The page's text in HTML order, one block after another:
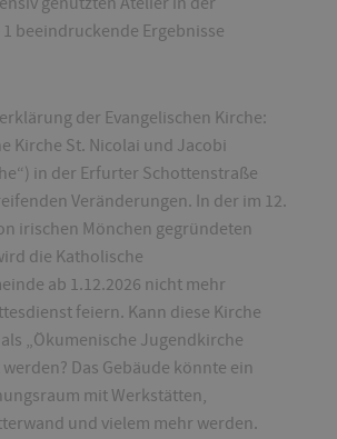
beeindruckende Ergebnisse
der Evangelischen Kirche:
Kirche St. Nicolai und Jacobi
in der Erfurter Schottenstraße
Veränderungen. In der im 12.
irischen Mönchen gegründeten
die Katholische
ab 1.12.2026 nicht mehr
feiern. Kann diese Kirche
„Ökumenische Jugendkirche
Das Gebäude könnte ein
mit Werkstätten,
und vielem mehr werden.